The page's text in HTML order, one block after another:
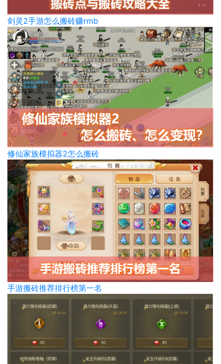
剑灵2手游怎么搬砖赚rmb
修仙家族模拟器2怎么搬砖
手游搬砖推荐排行榜第一名